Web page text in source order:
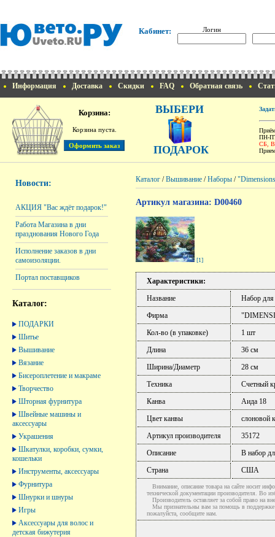
Кабинет: Логин
Информация Доставка Скидки FAQ Обратная связь
Корзина:
Корзина пуста.
ВЫБЕРИ
ПОДАРОК
ПН-
СБ,
Новости:
АКЦИЯ "Вас ждёт подарок!"
Работа Магазина в дни
празднования Нового Года
Исполнение заказов в дни
самоизоляции.
Портал поставщиков
Каталог:
ПОДАРКИ
Шитье
Вышивание
Вязание
Бисероплетение и макраме
Творчество
Шторная фурнитура
Швейные машины и
аксессуары
Украшения
Шкатулки, коробки, сумки,
кошельки
Инструменты, аксессуары
Фурнитура
Шнурки и шнуры
Игры
Аксессуары для волос и
детская бижутерия
Каталог /Вышивание /Наборы /
Артикул магазина: D00460
[1]
Характеристики:
Название
Набор
Фирма
Кол-во (в упаковке)
1 шт
Длина
36 см
Ширина/Диаметр
28 см
Техника
Счетный
Канва
Аида 18
Цвет канвы
слоновой
Артикул производителя
35172
Описание
В набор
Страна
США
Внимание, описание товара на сайте носит
технической документации производителя. Во
Производитель оставляет за собой право на
Мы признательны вам за помощь в поддержке
пожалуйста, сообщите нам.